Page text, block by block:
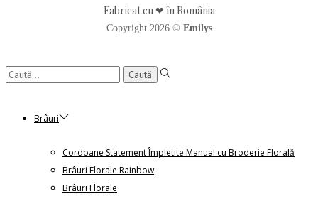
Fabricat cu ❤ în România
Copyright 2026 © Emilys
Caută:
Brâuri
Cordoane Statement Împletite Manual cu Broderie Florală
Brâuri Florale Rainbow
Brâuri Florale